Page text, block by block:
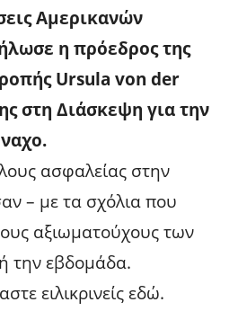
Αμερικανών
η πρόεδρος της
Ursula von der
στη Διάσκεψη για την
ασφαλείας στην
– με τα σχόλια που
αξιωματούχους των
την εβδομάδα.
ειλικρινείς εδώ.